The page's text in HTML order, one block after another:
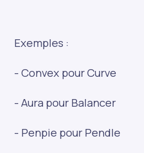
Exemples :
- Convex pour Curve
- Aura pour Balancer
- Penpie pour Pendle